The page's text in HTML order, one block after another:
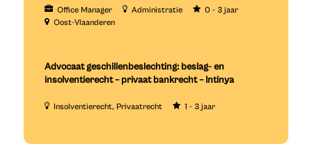
Office Manager Administratie
0 - 3 jaar
Oost-Vlaanderen
Advocaat geschillenbeslechting: beslag- en
insolventierecht – privaat bankrecht – Intinya
Insolventierecht Privaatrecht 1 - 3 jaar